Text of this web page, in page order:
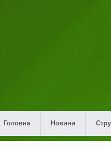
Головна Новини